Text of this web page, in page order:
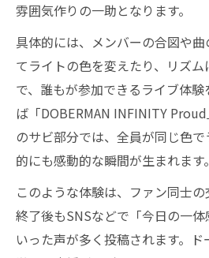
雰囲気作りの一助となります。
具体的には、メンバーの合図や
てライトの色を変えたり、リズ
で、誰もが参加できるライブ体
ば「DOBERMAN INFINITY
のサビ部分では、全員が同じ色
的にも感動的な瞬間が生まれます。
このような体験は、ファン同士
終了後もSNSなどで「今日の一
いった声が多く投稿されます。ド